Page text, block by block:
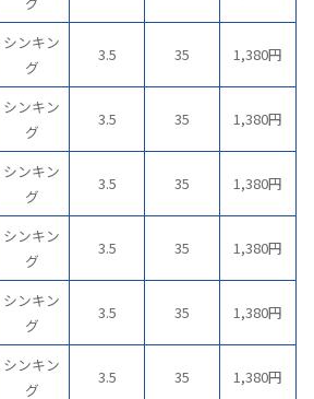
シンキン
グ
3.5 35 1,380円
シンキン
グ
3.5 35 1,380円
シンキン
グ
3.5 35 1,380円
シンキン
グ
3.5 35 1,380円
シンキン
グ
3.5 35 1,380円
シンキン
グ
3.5 35 1,380円